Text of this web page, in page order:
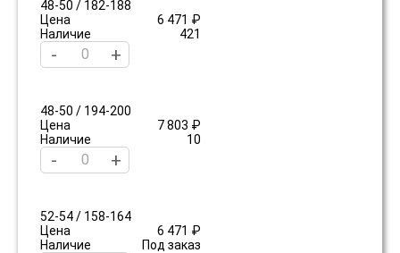
48-50 / 182-188
Цена
6 471 ₽
Наличие
421
- +
48-50 / 194-200
Цена
7 803 ₽
Наличие
10
- +
52-54 / 158-164
Цена
6 471 ₽
Наличие
Под заказ